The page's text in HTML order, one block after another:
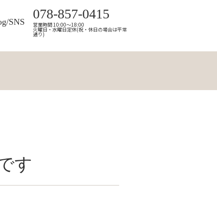
SNS
078-857-0415
営業時間 10:00～18:00
火曜日・水曜日定休(祝・休日の場合は平常
通り)
す